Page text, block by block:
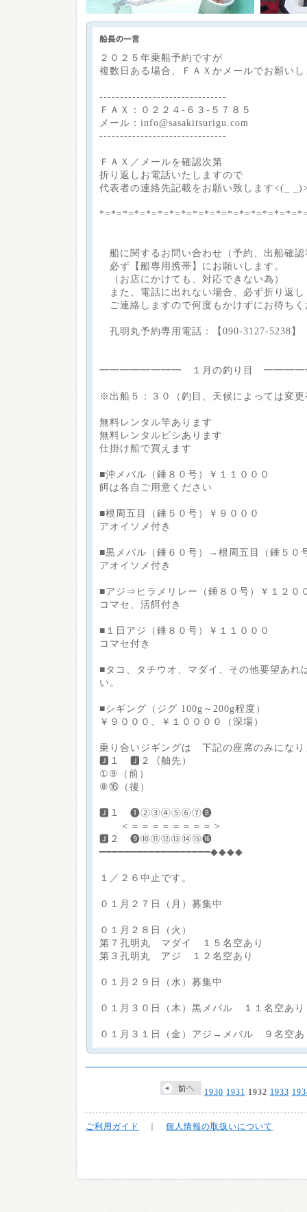
２０２５年乗船予約ですが
複数日ある場合、ＦＡＸかメールでお願い
-------------------------------
ＦＡＸ：０２２４-６３-５７８５
メール：info@sasakitsurigu.com
-------------------------------
ＦＡＸ／メールを確認次第
折り返しお電話いたしますので
代表者の連絡先記載をお願い致します<(_
船に関するお問い合わせ（予約、出船確認
必ず【船専用携帯】にお願いします。
（お店にかけても、対応できない為）
また、電話に出れない場合、必ず折り返し
ご連絡しますので何度もかけずにお待ちく
孔明丸予約専用電話：【090-3127-5238】
━━━━━━━━ １月の釣り目
※出船５：３０（釣目、天候によっては変更
無料レンタル竿あります
無料レンタルビシあります
仕掛け船で買えます
■沖メバル（錘８０号）￥１１０００
餌は各自ご用意ください
■根周五目（錘５０号）￥９０００
アオイソメ付き
■黒メバル（錘６０号）→根周五目（錘５０
アオイソメ付き
■アジ⇒ヒラメリレー（錘８０号）￥１２０
コマセ、活餌付き
■１日アジ（錘８０号）￥１１０００
コマセ付き
■タコ、タチウオ、マダイ、その他要望あれ
い。
■シギング（ジグ 100g～200g程度）
￥９０００、￥１００００（深場）
乗り合いジギングは 下記の座席のみになり
🅹１ 🅹２（舳先）
①⑨（前）
⑧⑯（後）
🅹１ ❶②③④⑤⑥⑦❽
＜＝＝＝＝＝＝＝＝＞
🅹２ ❾⑩⑪⑫⑬⑭⑮⓰
━━━━━━━━━━━━━━━━━━◆◆◆◆
１／２６中止です。
０１月２７日（月）募集中
０１月２８日（火）
第７孔明丸 マダイ １５名空あり
第３孔明丸 アジ １２名空あり
０１月２９日（水）募集中
０１月３０日（木）黒メバル １１名空あり
０１月３１日（金）アジ→メバル ９名空あ
1930 1931 1932 1933
ご利用ガイド 個人情報の取扱いについて